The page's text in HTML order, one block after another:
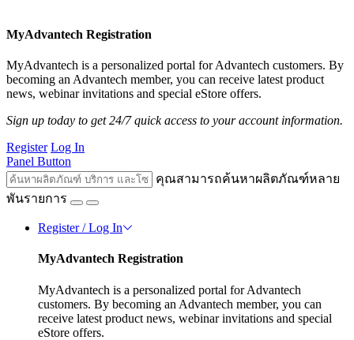
MyAdvantech Registration
MyAdvantech is a personalized portal for Advantech customers. By
becoming an Advantech member, you can receive latest product
news, webinar invitations and special eStore offers.
Sign up today to get 24/7 quick access to your account information.
Register Log In
Panel Button
คุณสามารถค้นหาผลิตภัณฑ์หลาย
พันรายการ
Register / Log In
MyAdvantech Registration
MyAdvantech is a personalized portal for Advantech
customers. By becoming an Advantech member, you can
receive latest product news, webinar invitations and special
eStore offers.